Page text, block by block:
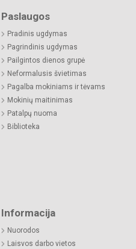
Paslaugos
Pradinis ugdymas
Pagrindinis ugdymas
Pailgintos dienos grupė
Neformalusis švietimas
Pagalba mokiniams ir tėvams
Mokinių maitinimas
Patalpų nuoma
Biblioteka
Informacija
Nuorodos
Laisvos darbo vietos